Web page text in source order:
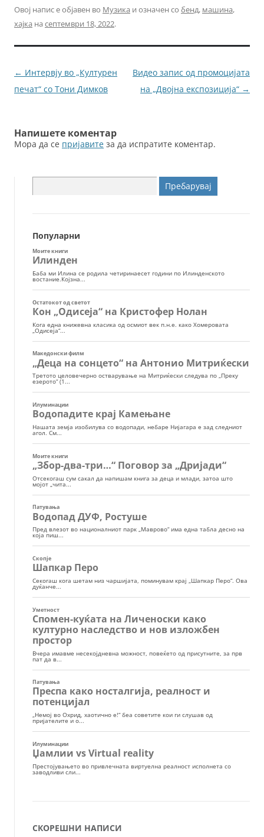
c
e
b
o
o
itt
er
ai
l
ss
e
n
g
er
Овој напис е објавен во Музика и означен со бенд, машина,
хајка на септември 18, 2022.
Навигација
за
← Интервју во „Културен
печат“ со Тони Димков
Видео запис од промоцијата
на „Двојна експозиција“ →
Напишете коментар
Мора да се пријавите за да испратите коментар.
за:
Популарни
СКОРЕШНИ НАПИСИ